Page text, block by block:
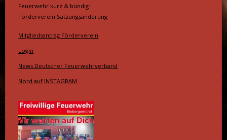
Feuerwehr kurz & bündig !
Förderverein Satzungsänderung
Mitgliedsantrag Förderverein
Login
News Deutscher Feuerwehrverband
Nord auf INSTAGRAM